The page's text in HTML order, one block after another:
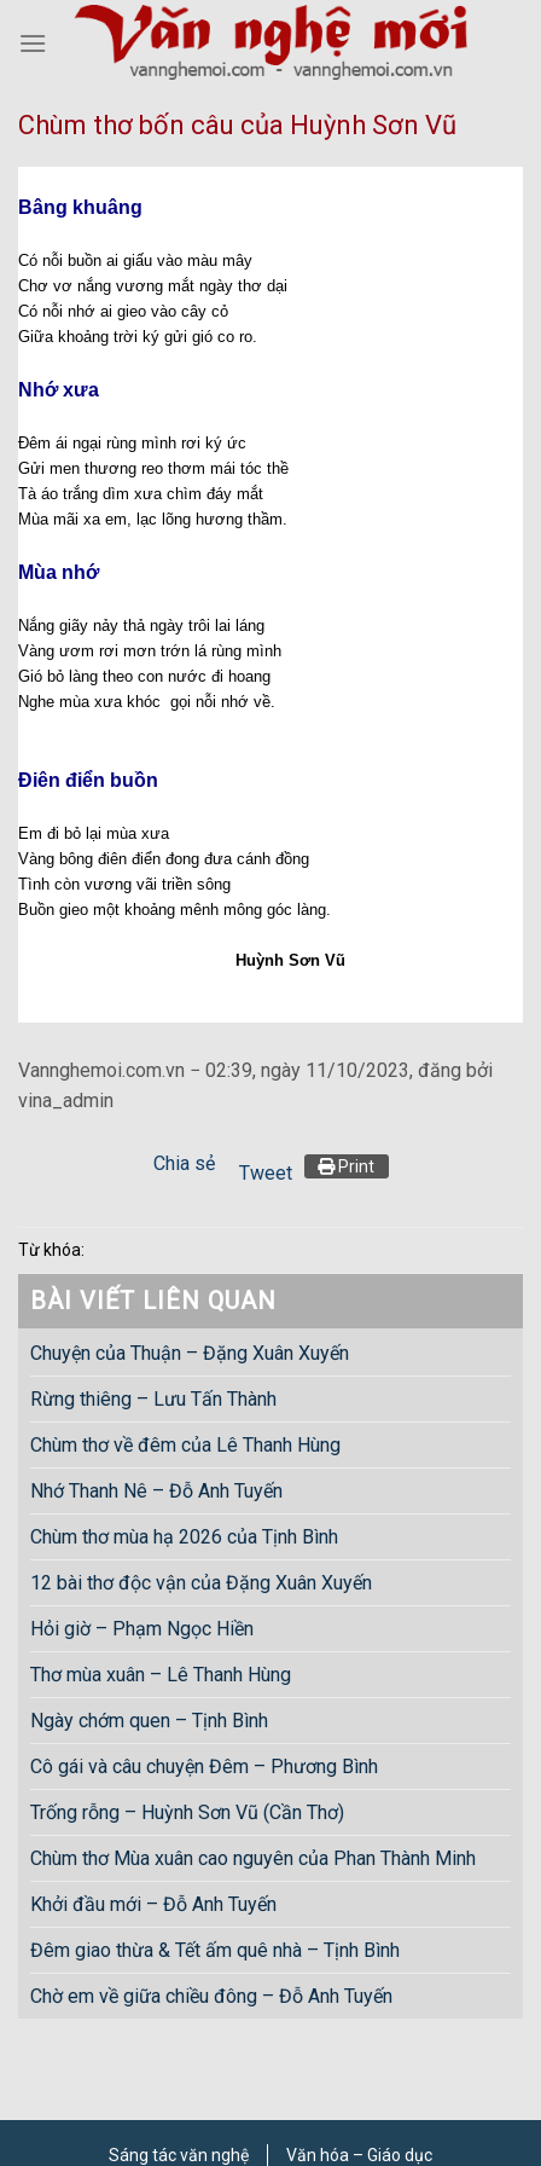
Chùm thơ bốn câu của Huỳnh Sơn Vũ
Bâng khuâng
Có nỗi buồn ai giấu vào màu mây
Chơ vơ nắng vương mắt ngày thơ dại
Có nỗi nhớ ai gieo vào cây cỏ
Giữa khoảng trời ký gửi gió co ro.
Nhớ xưa
Đêm ái ngại rùng mình rơi ký ức
Gửi men thương reo thơm mái tóc thề
Tà áo trắng dìm xưa chìm đáy mắt
Mùa mãi xa em, lạc lõng hương thầm.
Mùa nhớ
Nắng giãy nảy thả ngày trôi lai láng
Vàng ươm rơi mơn trớn lá rùng mình
Gió bỏ làng theo con nước đi hoang
Nghe mùa xưa khóc gọi nỗi nhớ về.
Điên điển buồn
Em đi bỏ lại mùa xưa
Vàng bông điên điển đong đưa cánh đồng
Tình còn vương vãi triền sông
Buồn gieo một khoảng mênh mông góc làng.
Huỳnh Sơn Vũ
Vannghemoi.com.vn − 02:39, ngày 11/10/2023, đăng bởi
vina_admin
Chia sẻ Tweet Print
Từ khóa:
BÀI VIẾT LIÊN QUAN
Chuyện của Thuận – Đặng Xuân Xuyến
Rừng thiêng – Lưu Tấn Thành
Chùm thơ về đêm của Lê Thanh Hùng
Nhớ Thanh Nê – Đỗ Anh Tuyến
Chùm thơ mùa hạ 2026 của Tịnh Bình
12 bài thơ độc vận của Đặng Xuân Xuyến
Hỏi giờ – Phạm Ngọc Hiền
Thơ mùa xuân – Lê Thanh Hùng
Ngày chớm quen – Tịnh Bình
Cô gái và câu chuyện Đêm – Phương Bình
Trống rỗng – Huỳnh Sơn Vũ (Cần Thơ)
Chùm thơ Mùa xuân cao nguyên của Phan Thành Minh
Khởi đầu mới – Đỗ Anh Tuyến
Đêm giao thừa & Tết ấm quê nhà – Tịnh Bình
Chờ em về giữa chiều đông – Đỗ Anh Tuyến
Sáng tác văn nghệ Văn hóa – Giáo dục